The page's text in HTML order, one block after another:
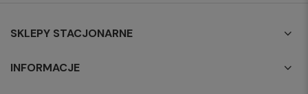
SKLEPY STACJONARNE
INFORMACJE